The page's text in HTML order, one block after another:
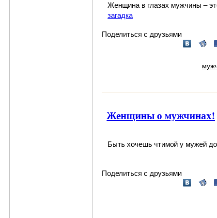
Женщина в глазах мужчины –
загадка
Поделиться с друзьями
Женщины о мужчинах!
Быть хочешь чтимой у
Поделиться с друзьями